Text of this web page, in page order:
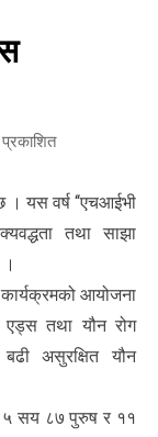
प्रकाशित
यस वर्ष ‘‘एचआईभी
तथा साझा
।
कार्यक्रमको आयोजना
एड्स तथा यौन रोग
असुरक्षित यौन
५ सय ८७ पुरुष र ११